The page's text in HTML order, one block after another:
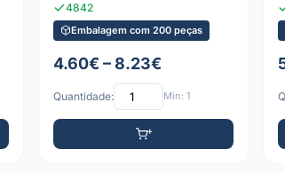
4842
Embalagem com 200 peças
4.60€ – 8.23€
Quantidade: Mín: 1